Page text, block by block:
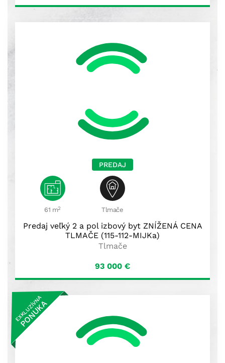
PREDAJ
61 m2 Tlmače
Predaj veľký 2 a pol izbový byt ZNÍŽENÁ CENA
TLMAČE (115-112-MIJKa)
Tlmače
93 000 €
EXKLUZÍVNA
PONUKA